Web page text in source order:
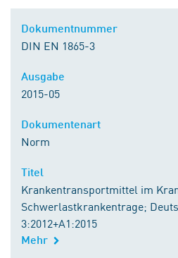
DIN EN 1865-3
2015-05
Norm
Krankentransportmittel im
Schwerlastkrankentrage;
3:2012+A1:2015
Mehr